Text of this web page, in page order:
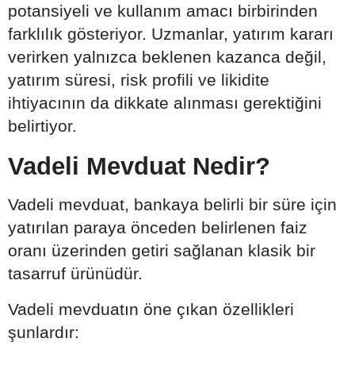
potansiyeli ve kullanım amacı birbirinden
farklılık gösteriyor. Uzmanlar, yatırım kararı
verirken yalnızca beklenen kazanca değil,
yatırım süresi, risk profili ve likidite
ihtiyacının da dikkate alınması gerektiğini
belirtiyor.
Vadeli Mevduat Nedir?
Vadeli mevduat, bankaya belirli bir süre için
yatırılan paraya önceden belirlenen faiz
oranı üzerinden getiri sağlanan klasik bir
tasarruf ürünüdür.
Vadeli mevduatın öne çıkan özellikleri
şunlardır: